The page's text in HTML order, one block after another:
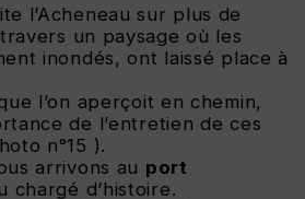
l’Acheneau sur plus de
un paysage où les
inondés, ont laissé place à
l’on aperçoit en chemin,
de l’entretien de ces
n°15 ).
arrivons au port
chargé d’histoire.